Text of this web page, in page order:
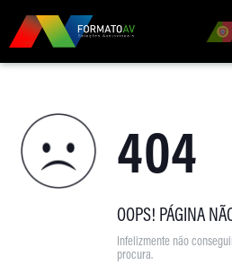
QUEM SOMOS
MARCAS 404
OOPS! PÁGINA
Infelizmente não
procura.